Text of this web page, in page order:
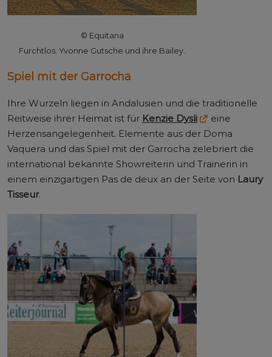
© Equitana
Furchtlos: Yvonne Gutsche und ihre Bailey.
Spiel mit der Garrocha
Ihre Wurzeln liegen in Andalusien und die traditionelle
Reitweise ihrer Heimat ist für Kenzie Dysli
eine
Herzensangelegenheit. Elemente aus der Doma
Vaquera und das Spiel mit der Garrocha zelebriert die
international bekannte Showreiterin und Trainerin in
einem einzigartigen Pas de deux an der Seite von Laury
Tisseur.